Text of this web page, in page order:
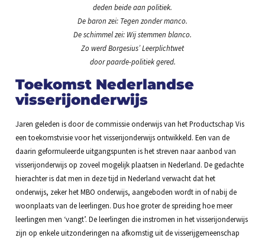
deden beide aan politiek.
De baron zei: Tegen zonder manco.
De schimmel zei: Wij stemmen blanco.
Zo werd Borgesius’ Leerplichtwet
door paarde-politiek gered.
Toekomst Nederlandse
visserijonderwijs
Jaren geleden is door de commissie onderwijs van het Productschap Vis
een toekomstvisie voor het visserijonderwijs ontwikkeld. Een van de
daarin geformuleerde uitgangspunten is het streven naar aanbod van
visserijonderwijs op zoveel mogelijk plaatsen in Nederland. De gedachte
hierachter is dat men in deze tijd in Nederland verwacht dat het
onderwijs, zeker het MBO onderwijs, aangeboden wordt in of nabij de
woonplaats van de leerlingen. Dus hoe groter de spreiding hoe meer
leerlingen men ‘vangt’. De leerlingen die instromen in het visserijonderwijs
zijn op enkele uitzonderingen na afkomstig uit de visserijgemeenschap